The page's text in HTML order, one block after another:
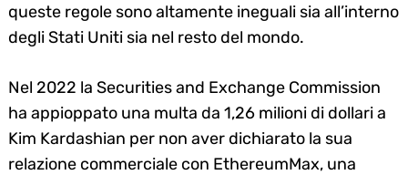
queste regole sono altamente ineguali sia all’interno
degli Stati Uniti sia nel resto del mondo.
Nel 2022 la Securities and Exchange Commission
ha appioppato una multa da 1,26 milioni di dollari a
Kim Kardashian per non aver dichiarato la sua
relazione commerciale con EthereumMax, una